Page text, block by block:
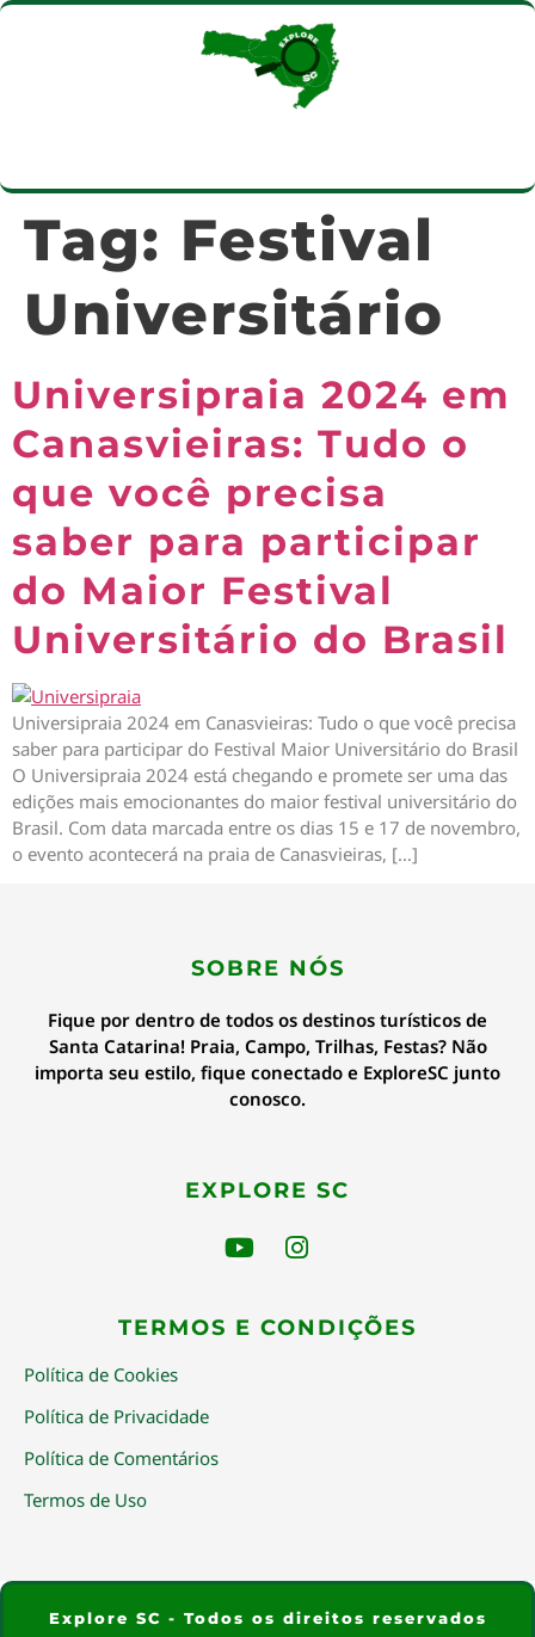
Tag: Festival
Universitário
Universipraia 2024 em
Canasvieiras: Tudo o
que você precisa
saber para participar
do Maior Festival
Universitário do Brasil
Universipraia 2024 em Canasvieiras: Tudo o que você precisa
saber para participar do Festival Maior Universitário do Brasil
O Universipraia 2024 está chegando e promete ser uma das
edições mais emocionantes do maior festival universitário do
Brasil. Com data marcada entre os dias 15 e 17 de novembro,
o evento acontecerá na praia de Canasvieiras, […]
SOBRE NÓS
Fique por dentro de todos os destinos turísticos de
Santa Catarina! Praia, Campo, Trilhas, Festas? Não
importa seu estilo, fique conectado e ExploreSC junto
conosco.
EXPLORE SC
TERMOS E CONDIÇÕES
Política de Cookies
Política de Privacidade
Política de Comentários
Termos de Uso
Explore SC - Todos os direitos reservados